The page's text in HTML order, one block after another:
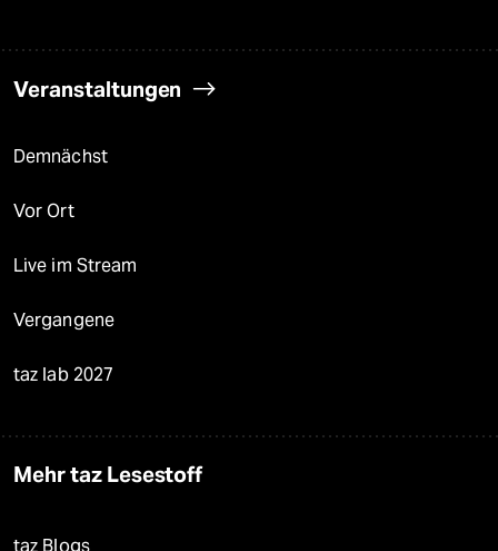
Veranstaltungen
Demnächst
Vor Ort
Live im Stream
Vergangene
taz lab 2027
Mehr taz Lesestoff
taz Blogs